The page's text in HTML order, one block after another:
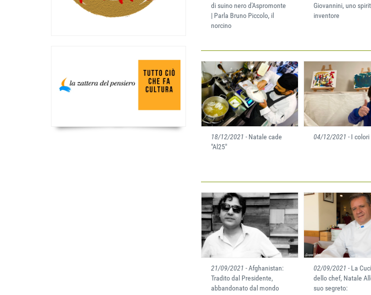
di suino nero d'Aspromonte
| Parla Bruno Piccolo, il
norcino
Giovannini, uno
inventore
18/12/2021 - Natale cade
"Al25"
04/12/2021 - I colori
21/09/2021 - Afghanistan:
Tradito dal Presidente,
abbandonato dal mondo
02/09/2021 - La
dello chef, Natale
suo segreto: